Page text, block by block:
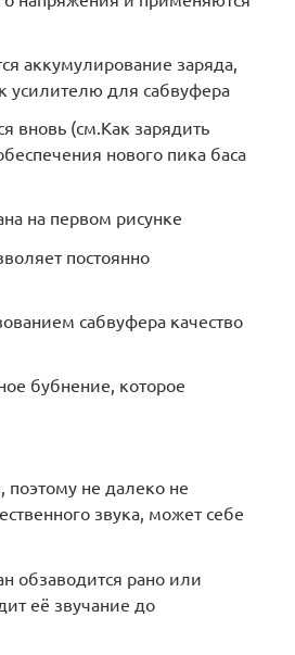
аккумулирование заряда,
усилителю для сабвуфера
вновь (см.Как зарядить
нового пика баса
на первом рисунке
постоянно
сабвуфера качество
бубнение, которое
поэтому не далеко не
звука, может себе
обзаводится рано или
её звучание до